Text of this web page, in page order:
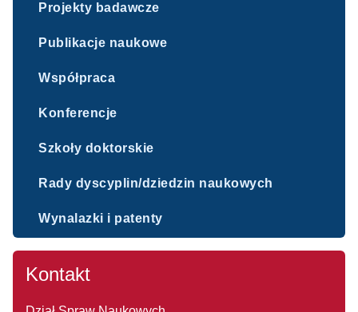
Projekty badawcze
Publikacje naukowe
Współpraca
Konferencje
Szkoły doktorskie
Rady dyscyplin/dziedzin naukowych
Wynalazki i patenty
Kontakt